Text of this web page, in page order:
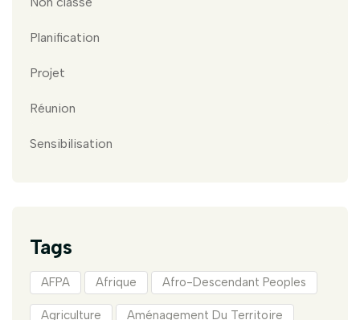
Planification
Projet
Réunion
Sensibilisation
Tags
AFPA Afrique Afro-Descendant Peoples
Agriculture Aménagement Du Territoire